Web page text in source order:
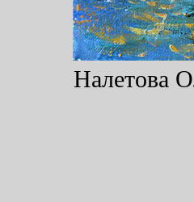
Налетова